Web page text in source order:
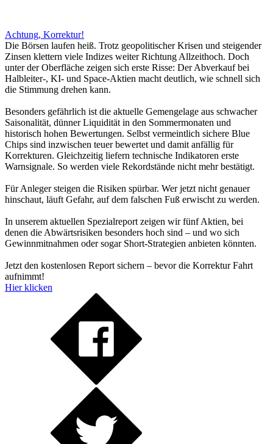
Achtung, Korrektur!
Die Börsen laufen heiß. Trotz geopolitischer Krisen und steigender
Zinsen klettern viele Indizes weiter Richtung Allzeithoch. Doch
unter der Oberfläche zeigen sich erste Risse: Der Abverkauf bei
Halbleiter-, KI- und Space-Aktien macht deutlich, wie schnell sich
die Stimmung drehen kann.
Besonders gefährlich ist die aktuelle Gemengelage aus schwacher
Saisonalität, dünner Liquidität in den Sommermonaten und
historisch hohen Bewertungen. Selbst vermeintlich sichere Blue
Chips sind inzwischen teuer bewertet und damit anfällig für
Korrekturen. Gleichzeitig liefern technische Indikatoren erste
Warnsignale. So werden viele Rekordstände nicht mehr bestätigt.
Für Anleger steigen die Risiken spürbar. Wer jetzt nicht genauer
hinschaut, läuft Gefahr, auf dem falschen Fuß erwischt zu werden.
In unserem aktuellen Spezialreport zeigen wir fünf Aktien, bei
denen die Abwärtsrisiken besonders hoch sind – und wo sich
Gewinnmitnahmen oder sogar Short-Strategien anbieten könnten.
Jetzt den kostenlosen Report sichern – bevor die Korrektur Fahrt
aufnimmt!
Hier klicken